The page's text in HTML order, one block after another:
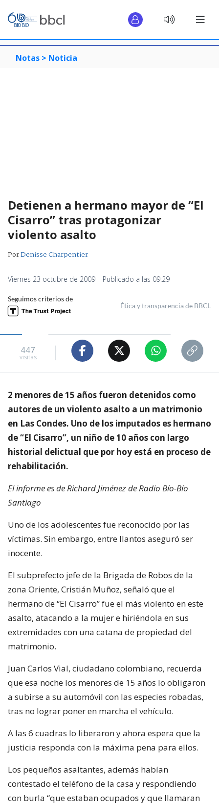
Notas > Noticia
Detienen a hermano mayor de “El
Cisarro” tras protagonizar
violento asalto
PorDenisse Charpentier
Viernes 23 octubre de 2009 | Publicado a las 09:29
Seguimos criterios de
Ética y transparencia de BBCL
447
visitas
2 menores de 15 años fueron detenidos como
autores de un violento asalto a un matrimonio
en Las Condes. Uno de los imputados es hermano
de “El Cisarro”, un niño de 10 años con largo
historial delictual que por hoy está en proceso de
rehabilitación.
El informe es de Richard Jiménez de Radio Bío-Bío
Santiago
Uno de los adolescentes fue reconocido por las
víctimas. Sin embargo, entre llantos aseguró ser
inocente.
El subprefecto jefe de la Brigada de Robos de la
zona Oriente, Cristián Muñoz, señaló que el
hermano de “El Cisarro” fue el más violento en este
asalto, atacando a la mujer e hiriéndola en sus
extremidades con una catana de propiedad del
matrimonio.
Juan Carlos Vial, ciudadano colombiano, recuerda
que esa noche los menores de 15 años lo obligaron
a subirse a su automóvil con las especies robadas,
tras no lograr poner en marcha el vehículo.
A las 6 cuadras lo liberaron y ahora espera que la
justicia responda con la máxima pena para ellos.
Los pequeños asaltantes, además habían
contestado el teléfono de la casa y respondiendo
con burla “que estaban ocupados y que llamaran